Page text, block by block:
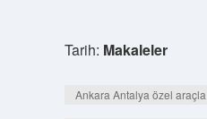
Tarih: Makaleler
Ankara Antalya özel